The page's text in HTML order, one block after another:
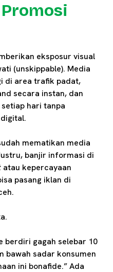
eksposur visual
(unskippable). Media
di area trafik padat,
secara instan, dan
hari tanpa
mematikan media
banjir informasi di
atau kepercayaan
pasang iklan di
berdiri gagah selebar 10
bawah sadar konsumen
ini bonafide.” Ada